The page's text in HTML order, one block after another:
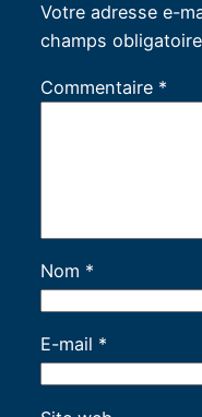
Votre adresse e-
champs
Commentaire *
Nom *
E-mail *